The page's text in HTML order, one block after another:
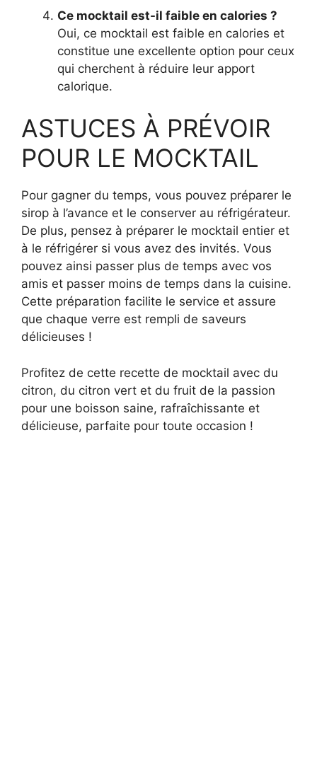
Ce mocktail est-il faible en calories ?
Oui, ce mocktail est faible en calories et
constitue une excellente option pour ceux
qui cherchent à réduire leur apport
calorique.
ASTUCES À PRÉVOIR
POUR LE MOCKTAIL
Pour gagner du temps, vous pouvez préparer le
sirop à l’avance et le conserver au réfrigérateur.
De plus, pensez à préparer le mocktail entier et
à le réfrigérer si vous avez des invités. Vous
pouvez ainsi passer plus de temps avec vos
amis et passer moins de temps dans la cuisine.
Cette préparation facilite le service et assure
que chaque verre est rempli de saveurs
délicieuses !
Profitez de cette recette de mocktail avec du
citron, du citron vert et du fruit de la passion
pour une boisson saine, rafraîchissante et
délicieuse, parfaite pour toute occasion !